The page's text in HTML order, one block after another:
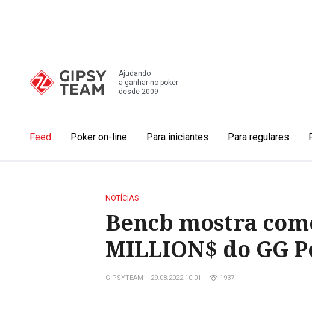
Ajudando
a ganhar no poker
desde 2009
Feed Poker on-line Para iniciantes Para regulares
NOTÍCIAS
Bencb mostra
MILLION$ do GG
GIPSYTEAM 29.08.2022 10:01 1937